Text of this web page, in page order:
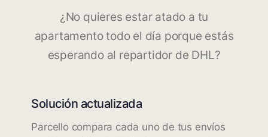
¿No quieres estar atado a tu
apartamento todo el día porque estás
esperando al repartidor de DHL?
Solución actualizada
Parcello compara cada uno de tus envíos